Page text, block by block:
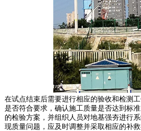
在试点结束后需要进行相应的验收和检测
是否符合要求，确认施工质量是否达到标
的检验方案，并组织人员对地基强夯进行
现质量问题，应及时调整并采取相应的补